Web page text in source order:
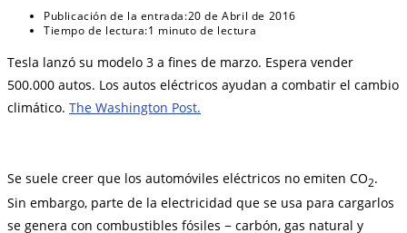
Publicación de la entrada:20 de Abril de 2016
Tiempo de lectura:1 minuto de lectura
Tesla lanzó su modelo 3 a fines de marzo. Espera vender
500.000 autos. Los autos eléctricos ayudan a combatir el cambio
climático. The Washington Post.
Se suele creer que los automóviles eléctricos no emiten CO2.
Sin embargo, parte de la electricidad que se usa para cargarlos
se genera con combustibles fósiles − carbón, gas natural y